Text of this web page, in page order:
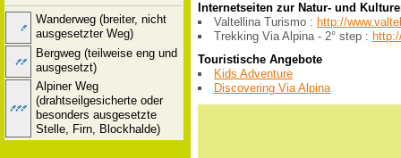
Wanderweg (breiter, nicht
ausgesetzter Weg)
Bergweg (teilweise eng und
ausgesetzt)
Alpiner Weg
(drahtseilgesicherte oder
besonders ausgesetzte
Stelle, Firn, Blockhalde)
Internetseiten zur Natur- und
Valtellina Turismo : http://
Trekking Via Alpina - 2° step :
Touristische Angebote
Kids Adventure
Discovering Via Alpina